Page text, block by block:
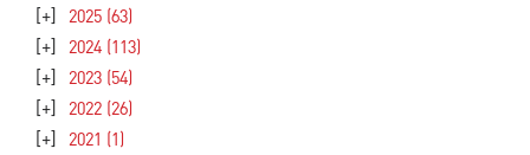
[+] 2025 (63)
[+] 2024 (113)
[+] 2023 (54)
[+] 2022 (26)
[+] 2021 (1)